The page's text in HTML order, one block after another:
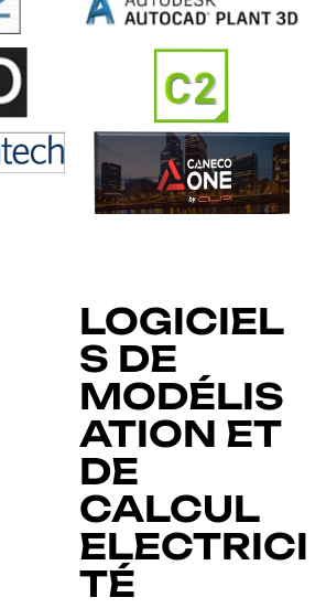
LOGICIEL
S DE
MODÉLIS
ATION ET
DE
CALCUL
ELECTRICI
TÉ